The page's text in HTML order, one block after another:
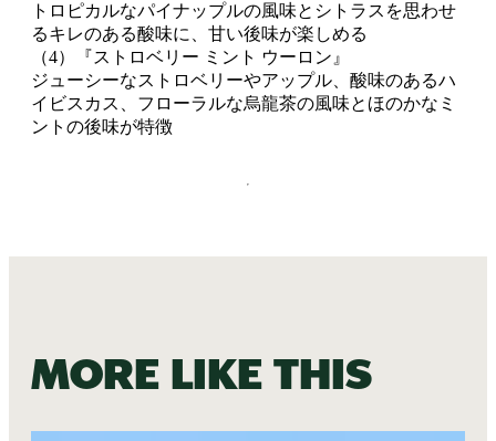
トロピカルなパイナップルの風味とシトラスを思わせ
るキレのある酸味に、甘い後味が楽しめる
（4）『ストロベリー ミント ウーロン』
ジューシーなストロベリーやアップル、酸味のあるハ
イビスカス、フローラルな烏龍茶の風味とほのかなミ
ントの後味が特徴
More like this